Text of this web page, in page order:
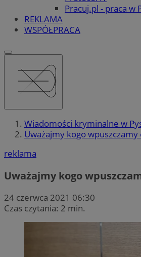
Pracuj.pl - praca w
REKLAMA
WSPÓŁPRACA
Wiadomości kryminalne w
Uważajmy kogo
reklama
Uważajmy kogo
24 czerwca 2021 06:30
Czas czytania: 2 min.